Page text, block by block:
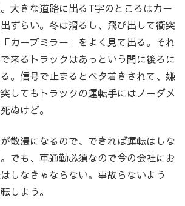
大きな道路に出るT字のところはカー
ずらい。冬は滑るし、飛び出して衝突
カーブミラー」をよく見て出る。それ
来るトラックはあっという間に後ろに
。信号で止まるとベタ着きされて、嫌
してもトラックの運転手にはノーダメ
ぬけど。
散漫になるので、できれば運転はしな
でも、車通勤必須なので今の会社にお
しなきゃならない。事故らないよう
しよう。